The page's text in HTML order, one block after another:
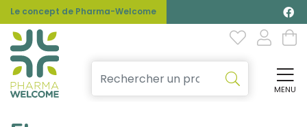
Le concept de Pharma-Welcome
MENU